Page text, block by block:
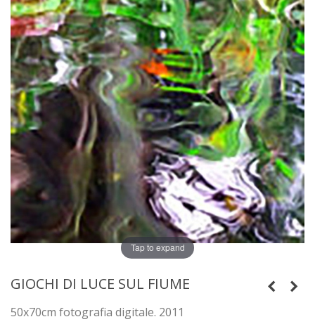
Tap to expand
GIOCHI DI LUCE SUL FIUME
50x70cm fotografia digitale. 2011